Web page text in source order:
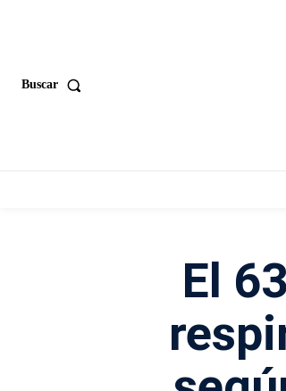
Buscar
El